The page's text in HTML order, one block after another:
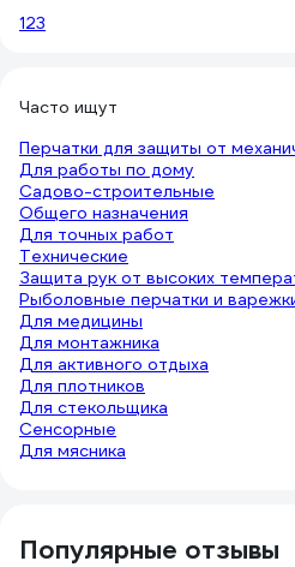
123
Часто ищут
Перчатки для защиты от
Для работы по дому
Садово-строительные
Общего назначения
Для точных работ
Технические
Защита рук от высоких
Рыболовные перчатки и
Для медицины
Для монтажника
Для активного отдыха
Для плотников
Для стекольщика
Сенсорные
Для мясника
Популярные отзывы